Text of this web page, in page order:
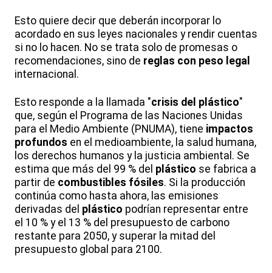
Esto quiere decir que deberán incorporar lo
acordado en sus leyes nacionales y rendir cuentas
si no lo hacen. No se trata solo de promesas o
recomendaciones, sino de reglas con peso legal
internacional.
Esto responde a la llamada "crisis del plástico"
que, según el Programa de las Naciones Unidas
para el Medio Ambiente (PNUMA), tiene impactos
profundos en el medioambiente, la salud humana,
los derechos humanos y la justicia ambiental. Se
estima que más del 99 % del plástico se fabrica a
partir de combustibles fósiles. Si la producción
continúa como hasta ahora, las emisiones
derivadas del plástico podrían representar entre
el 10 % y el 13 % del presupuesto de carbono
restante para 2050, y superar la mitad del
presupuesto global para 2100.